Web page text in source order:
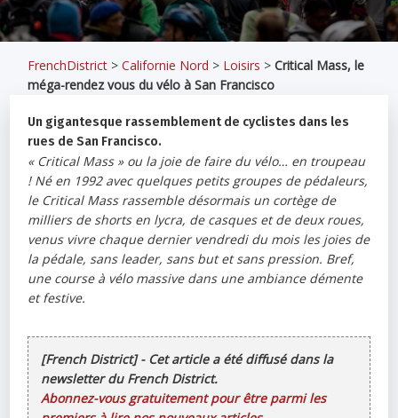
FrenchDistrict >Californie Nord > Loisirs >Critical Mass, le
méga-rendez vous du vélo à San Francisco
Un gigantesque rassemblement de cyclistes dans les
rues de San Francisco.
« Critical Mass » ou la joie de faire du vélo… en troupeau
! Né en 1992 avec quelques petits groupes de pédaleurs,
le Critical Mass rassemble désormais un cortège de
milliers de shorts en lycra, de casques et de deux roues,
venus vivre chaque dernier vendredi du mois les joies de
la pédale, sans leader, sans but et sans pression. Bref,
une course à vélo massive dans une ambiance démente
et festive.
[French District] - Cet article a été diffusé dans la
newsletter du French District.
Abonnez-vous gratuitement pour être parmi les